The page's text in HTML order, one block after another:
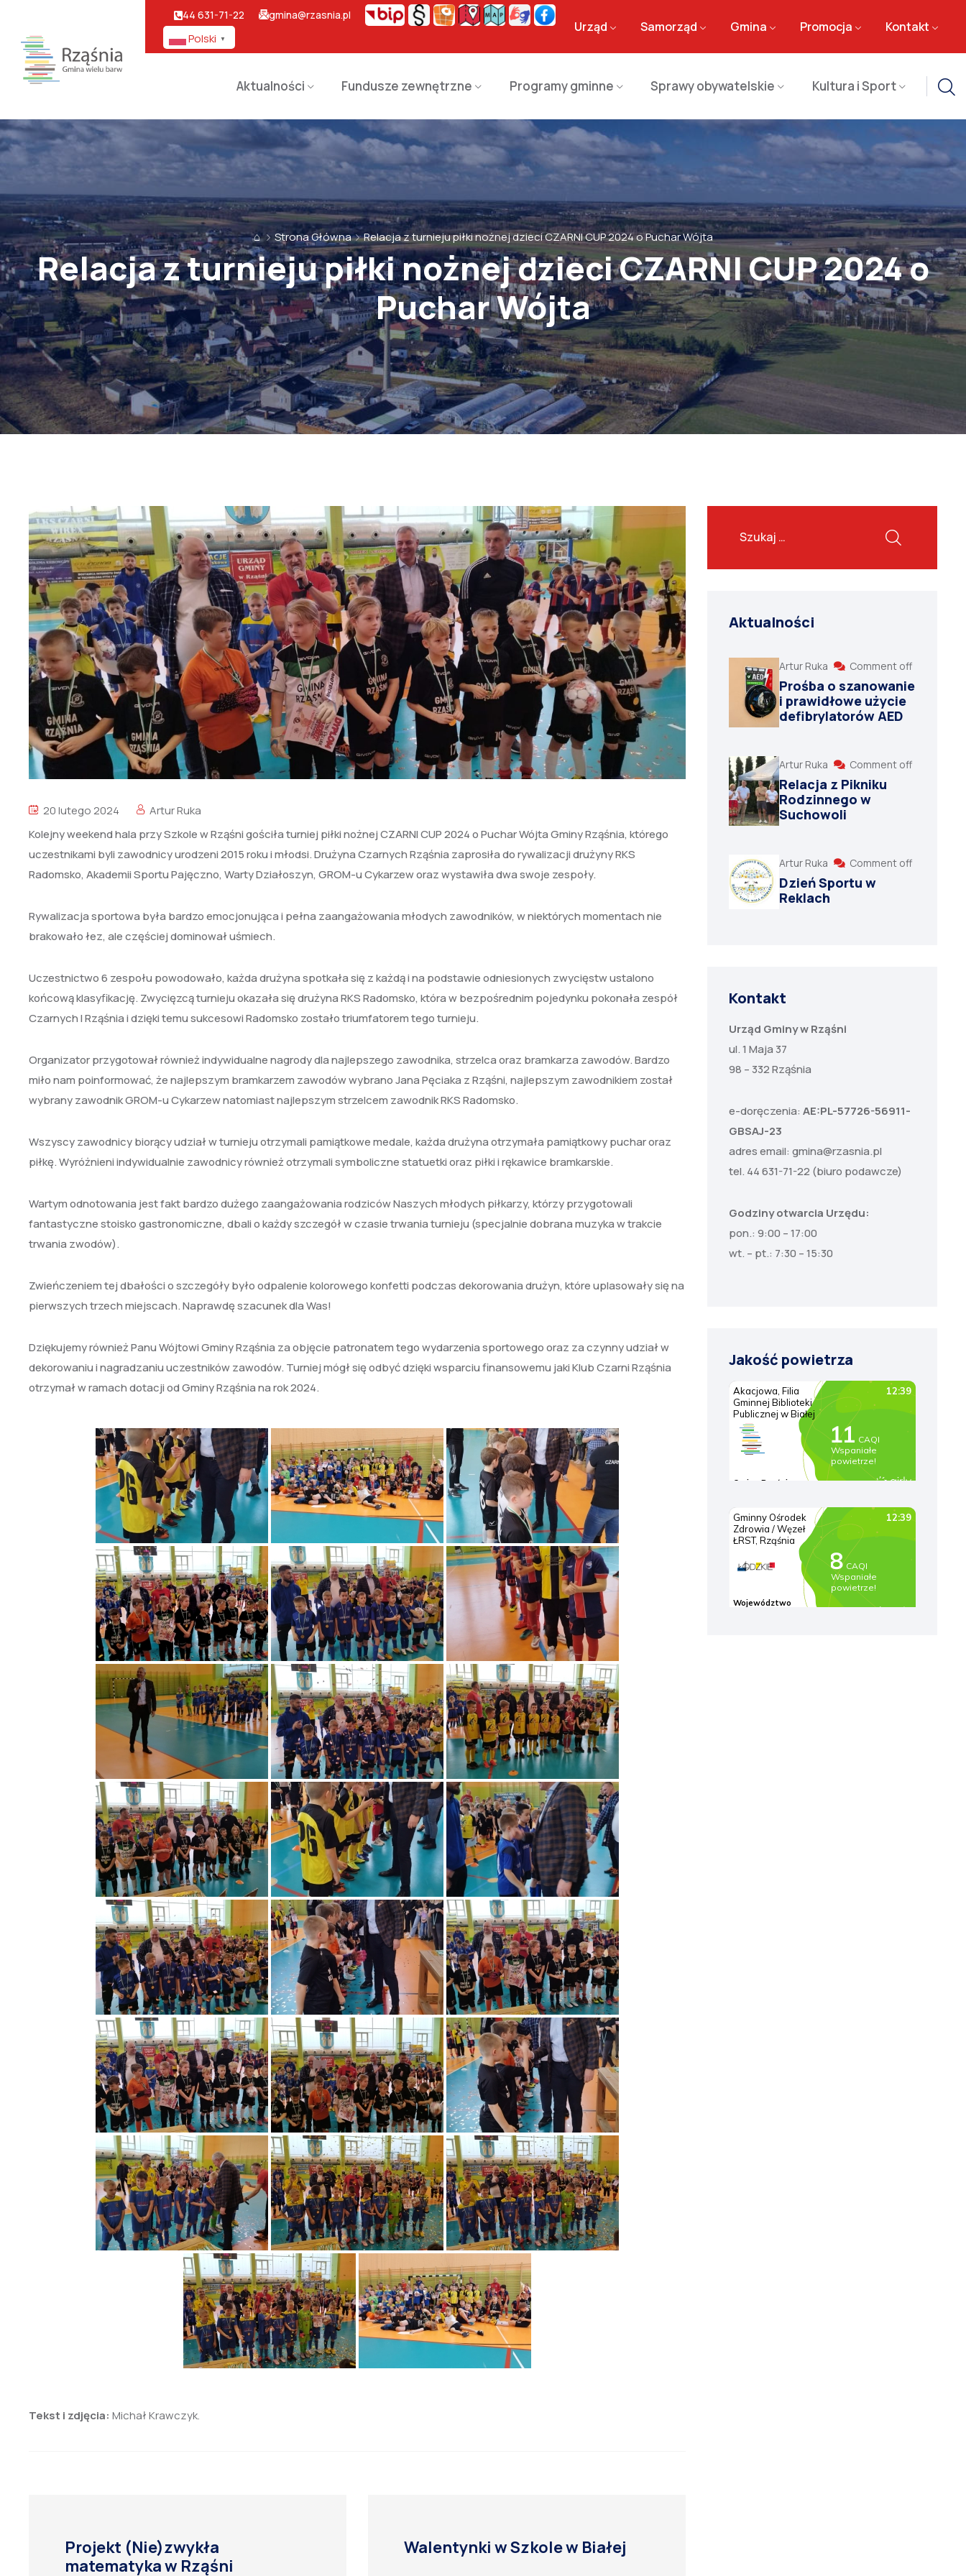
44 631-71-22 gmina@rzasnia.pl
Polski ▼
Urząd Samorząd Gmina Promocja Kontakt
Aktualności Fundusze zewnętrzne Programy gminne Sprawy obywatelskie Kultura i Sport
⌂ Strona Główna Relacja z turnieju piłki nożnej dzieci CZARNI CUP 2024 o Puchar Wójta
Relacja z turnieju piłki nożnej dzieci CZARNI CUP 2024 o
Puchar Wójta
20 lutego 2024
Artur Ruka
Kolejny weekend hala przy Szkole w Rząśni gościła turniej piłki nożnej CZARNI CUP 2024 o Puchar Wójta Gminy Rząśnia, którego
uczestnikami byli zawodnicy urodzeni 2015 roku i młodsi. Drużyna Czarnych Rząśnia zaprosiła do rywalizacji drużyny RKS
Radomsko, Akademii Sportu Pajęczno, Warty Działoszyn, GROM-u Cykarzew oraz wystawiła dwa swoje zespoły.
Rywalizacja sportowa była bardzo emocjonująca i pełna zaangażowania młodych zawodników, w niektórych momentach nie
brakowało łez, ale częściej dominował uśmiech.
Uczestnictwo 6 zespołu powodowało, każda drużyna spotkała się z każdą i na podstawie odniesionych zwycięstw ustalono
końcową klasyfikację. Zwycięzcą turnieju okazała się drużyna RKS Radomsko, która w bezpośrednim pojedynku pokonała zespół
Czarnych I Rząśnia i dzięki temu sukcesowi Radomsko zostało triumfatorem tego turnieju.
Organizator przygotował również indywidualne nagrody dla najlepszego zawodnika, strzelca oraz bramkarza zawodów. Bardzo
miło nam poinformować, że najlepszym bramkarzem zawodów wybrano Jana Pęciaka z Rząśni, najlepszym zawodnikiem został
wybrany zawodnik GROM-u Cykarzew natomiast najlepszym strzelcem zawodnik RKS Radomsko.
Wszyscy zawodnicy biorący udział w turnieju otrzymali pamiątkowe medale, każda drużyna otrzymała pamiątkowy puchar oraz
piłkę. Wyróżnieni indywidualnie zawodnicy również otrzymali symboliczne statuetki oraz piłki i rękawice bramkarskie.
Wartym odnotowania jest fakt bardzo dużego zaangażowania rodziców Naszych młodych piłkarzy, którzy przygotowali
fantastyczne stoisko gastronomiczne, dbali o każdy szczegół w czasie trwania turnieju (specjalnie dobrana muzyka w trakcie
trwania zwodów).
Zwieńczeniem tej dbałości o szczegóły było odpalenie kolorowego konfetti podczas dekorowania drużyn, które uplasowały się na
pierwszych trzech miejscach. Naprawdę szacunek dla Was!
Dziękujemy również Panu Wójtowi Gminy Rząśnia za objęcie patronatem tego wydarzenia sportowego oraz za czynny udział w
dekorowaniu i nagradzaniu uczestników zawodów. Turniej mógł się odbyć dzięki wsparciu finansowemu jaki Klub Czarni Rząśnia
otrzymał w ramach dotacji od Gminy Rząśnia na rok 2024.
Tekst i zdjęcia: Michał Krawczyk.
Projekt (Nie)zwykła
matematyka w Rząśni
Walentynki w Szkole w Białej
Aktualności
Artur Ruka Comment off
Prośba o szanowanie
i prawidłowe użycie
defibrylatorów AED
Artur Ruka Comment off
Relacja z Pikniku
Rodzinnego w
Suchowoli
Artur Ruka Comment off
Dzień Sportu w
Reklach
Kontakt
Urząd Gminy w Rząśni
ul. 1 Maja 37
98 – 332 Rząśnia
e-doręczenia: AE:PL-57726-56911-
GBSAJ-23
adres email: gmina@rzasnia.pl
tel. 44 631-71-22 (biuro podawcze)
Godziny otwarcia Urzędu:
pon.: 9:00 – 17:00
wt. – pt.: 7:30 – 15:30
Jakość powietrza